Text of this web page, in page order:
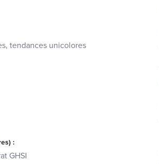
tendances unicolores
:
GHSI